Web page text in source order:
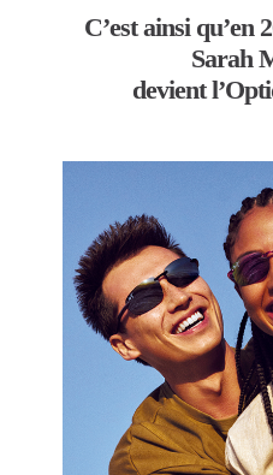
C’est ainsi qu’en
Sarah
devient